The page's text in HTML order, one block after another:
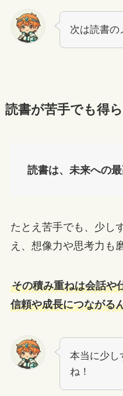
次は読書の
読書が苦手でも得
読書は、未来への最
たとえ苦手でも、少し
え、想像力や思考力も
その積み重ねは会話や
信頼や成長につながる
本当に少し
ね！